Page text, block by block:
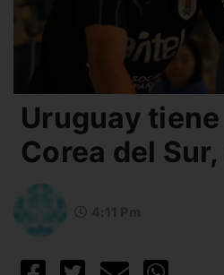
Uruguay
Corea del